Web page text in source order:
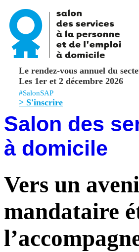
Le rendez-vous annuel du
Les 1er et 2 décembre 2026
#SalonSAP
> S'inscrire
Salon des
à domicile
Vers un
mandataire